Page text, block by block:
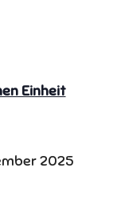
Einheit
2025